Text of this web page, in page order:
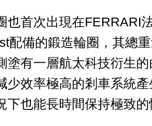
也首次出現在FERRARI
配備的鍛造輪圈，其總
塗有一層航太科技衍生
少效率極高的剎車系統
下也能長時間保持極致